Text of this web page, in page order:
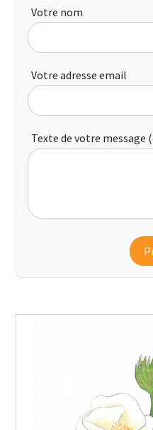
Votre nom
Votre adresse email
Texte de votre